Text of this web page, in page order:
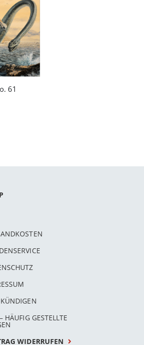
61
HÄUFIG GESTELLTE
WIDERRUFEN